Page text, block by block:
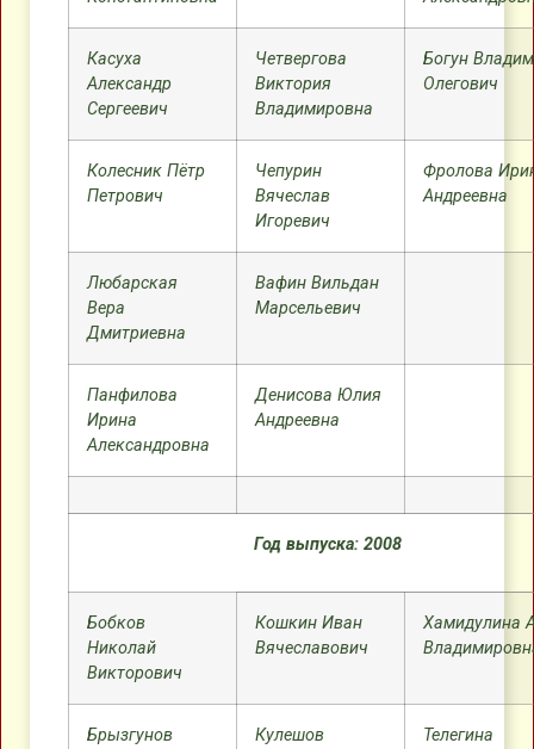
Касуха
Александр
Сергеевич
Четвергова
Виктория
Владимировна
Богун
Олегович
Колесник Пётр
Петрович
Чепурин
Вячеслав
Игоревич
Фролова
Андреевна
Любарская
Вера
Дмитриевна
Вафин Вильдан
Марсельевич
Панфилова
Ирина
Александровна
Денисова Юлия
Андреевна
Год выпуска: 2008
Бобков
Николай
Викторович
Кошкин Иван
Вячеславович
Хамидулина
Брызгунов
Кулешов
Телегина